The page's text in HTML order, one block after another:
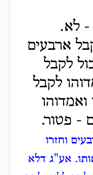
- לא.
ארבעים
לקבל
לקבל
- פטור.
וחזרו
אע"ג דלא